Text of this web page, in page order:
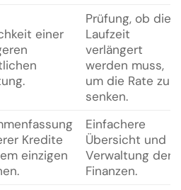
einer
Prüfung, ob die
Laufzeit
verlängert
werden muss,
um die Rate zu
senken.
Kredite
einzigen
Einfachere
Übersicht und
Verwaltung der
Finanzen.